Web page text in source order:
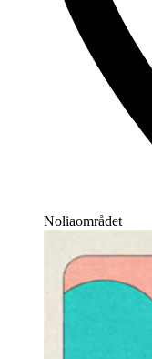
Noliaområdet